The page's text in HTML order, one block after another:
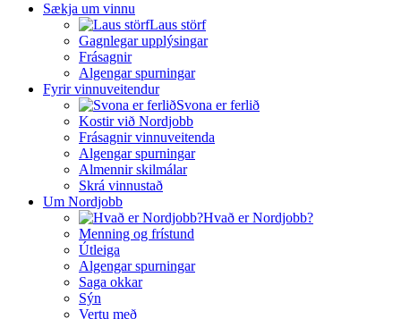
Sækja um vinnu
Laus störf
Gagnlegar upplýsingar
Frásagnir
Algengar spurningar
Fyrir vinnuveitendur
Svona er ferlið
Kostir við Nordjobb
Frásagnir vinnuveitenda
Algengar spurningar
Almennir skilmálar
Skrá vinnustað
Um Nordjobb
Hvað er Nordjobb?
Menning og frístund
Útleiga
Algengar spurningar
Saga okkar
Sýn
Vertu með